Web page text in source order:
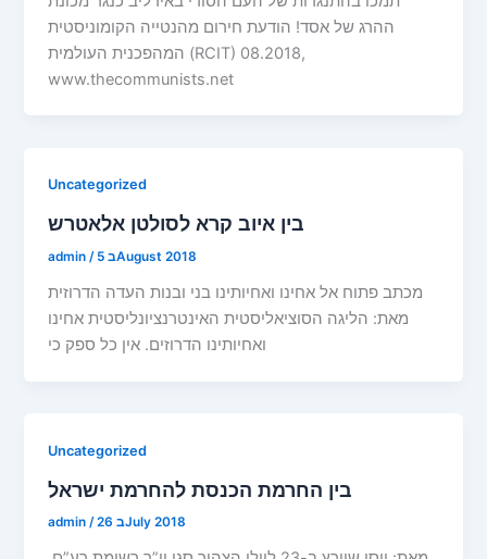
ההרג של אסד! הודעת חירום מהנטייה הקומוניסטית
המהפכנית העולמית (RCIT) 08.2018,
www.thecommunists.net
Uncategorized
בין איוב קרא לסולטן אלאטרש
admin/ 5 בAugust 2018
מכתב פתוח אל אחינו ואחיותינו בני ובנות העדה הדרוזית
מאת: הליגה הסוציאליסטית האינטרנציונליסטית אחינו
ואחיותינו הדרוזים. אין כל ספק כי
Uncategorized
בין החרמת הכנסת להחרמת ישראל
admin/ 26 בJuly 2018